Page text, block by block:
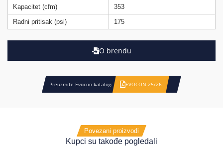
O brendu
Kapacitet (cfm)
353
Radni pritisak (psi)
175
Preuzmite Evocon katalog: EVOCON 25/26
Povezani proizvodi
Kupci su takođe pogledali